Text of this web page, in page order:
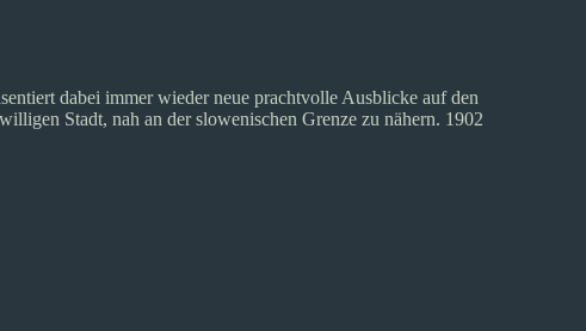
dabei immer wieder neue prachtvolle Ausblicke auf den
Stadt, nah an der slowenischen Grenze zu nähern. 1902